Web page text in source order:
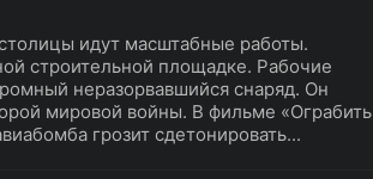
идут масштабные работы.
строительной площадке. Рабочие
неразорвавшийся снаряд. Он
мировой войны. В фильме «Ограбить
грозит сдетонировать...